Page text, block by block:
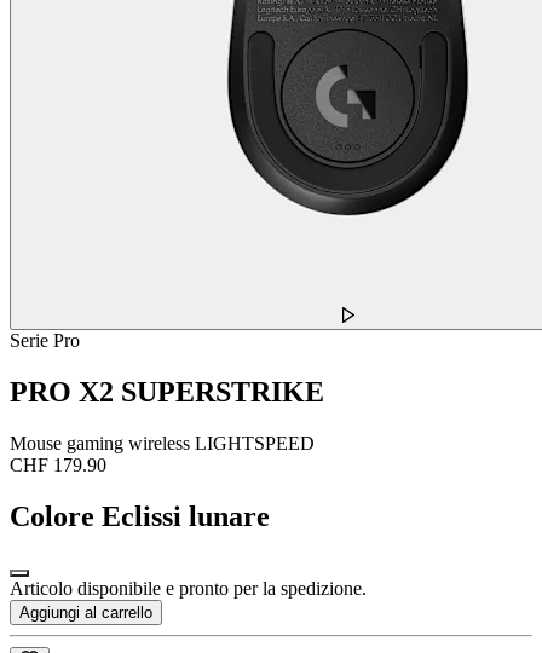
Serie Pro
PRO X2 SUPERSTRIKE
Mouse gaming wireless LIGHTSPEED
CHF 179.90
Colore Eclissi lunare
Articolo disponibile e pronto per la spedizione.
Aggiungi al carrello